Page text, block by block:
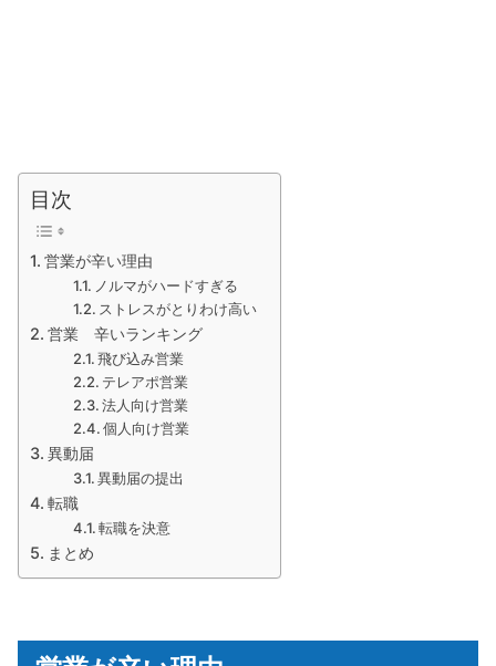
目次
営業が辛い理由
ノルマがハードすぎる
ストレスがとりわけ高い
営業 辛いランキング
飛び込み営業
テレアポ営業
法人向け営業
個人向け営業
異動届
異動届の提出
転職
転職を決意
まとめ